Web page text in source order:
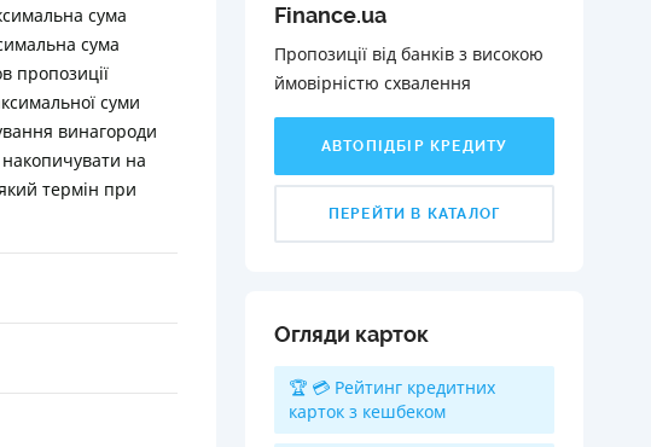
сума
сума
пропозиції
суми
винагороди
на
термін при
Finance.ua
Пропозиції від банків з високою
ймовірністю схвалення️
АВТОПІДБІР КРЕДИТУ
ПЕРЕЙТИ В КАТАЛОГ
Огляди карток
🏆 💳 Рейтинг кредитних
карток з кешбеком